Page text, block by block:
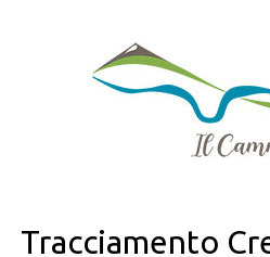
Tracciamento